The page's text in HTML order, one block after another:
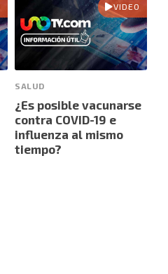
VIDEO
SALUD
¿Es posible vacunarse
contra COVID-19 e
influenza al mismo
tiempo?